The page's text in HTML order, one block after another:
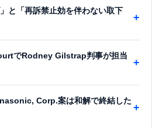
と「再訴禁止効を伴わない取下
+
でRodney Gilstrap判事が担当
+
Corp.案は和解で終結した
+